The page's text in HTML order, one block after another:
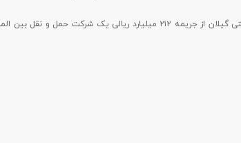
مدیر کل تعزیرات حکومتی گیلان از جریمه ۲۱۲ میلیارد ریالی یک شرکت